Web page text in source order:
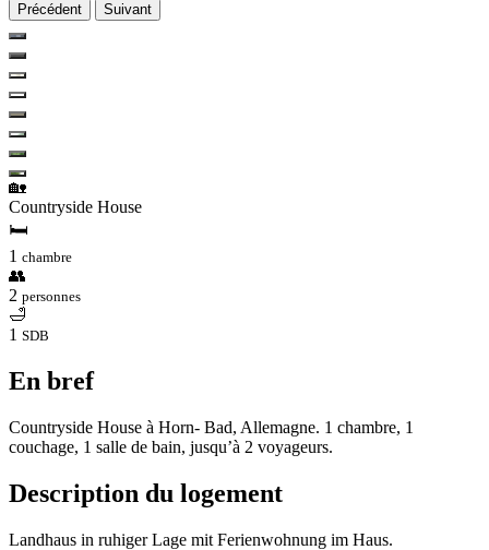
Précédent Suivant
🏡
Countryside House
🛏
1 chambre
👥
2 personnes
🛁
1 SDB
En bref
Countryside House à Horn- Bad, Allemagne. 1 chambre, 1
couchage, 1 salle de bain, jusqu’à 2 voyageurs.
Description du logement
Landhaus in ruhiger Lage mit Ferienwohnung im Haus.